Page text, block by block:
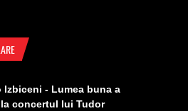
Izbiceni - Lumea buna a
concertul lui Tudor